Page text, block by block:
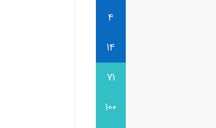
4
14
71
100